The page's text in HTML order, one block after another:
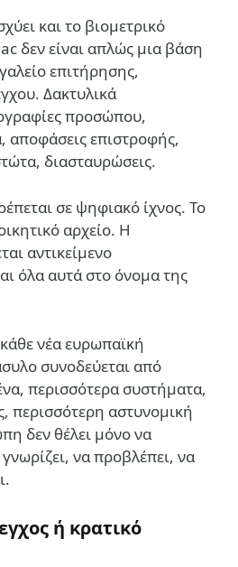
και το βιομετρικό
δεν είναι απλώς μια βάση
επιτήρησης,
Δακτυλικά
προσώπου,
αποφάσεις επιστροφής,
διασταυρώσεις.
σε ψηφιακό ίχνος. Το
αρχείο. Η
αντικείμενο
όλα αυτά στο όνομα της
κάθε νέα ευρωπαϊκή
συνοδεύεται από
περισσότερα συστήματα,
περισσότερη αστυνομική
δεν θέλει μόνο να
να προβλέπει, να
ή κρατικό